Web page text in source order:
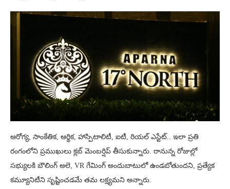
ఆరోగ్య, సాంకేతిక, ఆర్థిక, హాస్పిటాలిటీ, ఐటీ, రియల్ ఎస్టేట్.. ఇలా ప్రతి
రంగంలోని ప్రముఖులు క్లబ్ మెంబర్షిప్ తీసుకున్నారు. రానున్న రోజుల్లో
సభ్యులకి బౌలింగ్ అలె, VR గేమింగ్ అందుబాటులో ఉండబోతుందని, ప్రత్యేక
కమ్యూనిటీని సృష్టించడమే తమ లక్ష్యమని అన్నారు.